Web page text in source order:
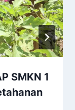
SMKN 1